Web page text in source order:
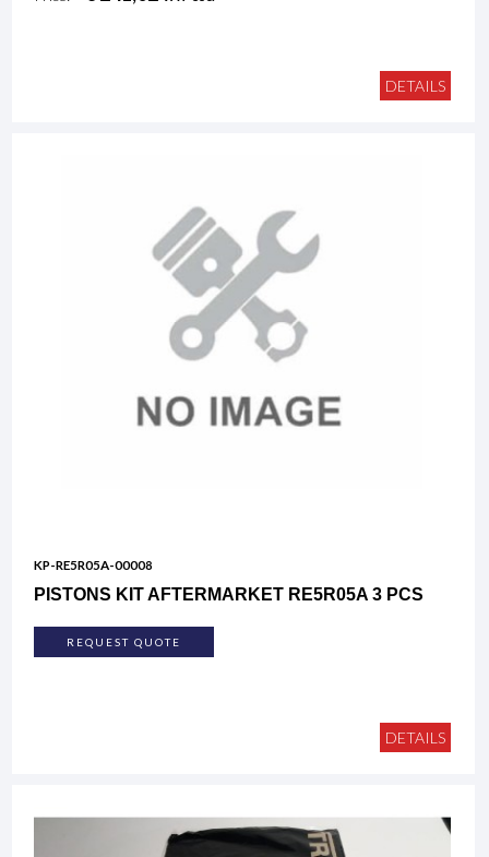
DETAILS
KP-RE5R05A-00008
PISTONS KIT AFTERMARKET RE5R05A 3 PCS
REQUEST QUOTE
DETAILS